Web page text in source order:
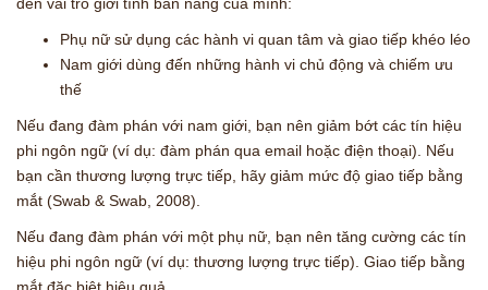
đến vai trò giới tính bản năng của mình:
Phụ nữ sử dụng các hành vi quan tâm và giao tiếp khéo léo
Nam giới dùng đến những hành vi chủ động và chiếm ưu
thế
Nếu đang đàm phán với nam giới, bạn nên giảm bớt các tín hiệu
phi ngôn ngữ (ví dụ: đàm phán qua email hoặc điện thoại). Nếu
bạn cần thương lượng trực tiếp, hãy giảm mức độ giao tiếp bằng
mắt (Swab & Swab, 2008).
Nếu đang đàm phán với một phụ nữ, bạn nên tăng cường các tín
hiệu phi ngôn ngữ (ví dụ: thương lượng trực tiếp). Giao tiếp bằng